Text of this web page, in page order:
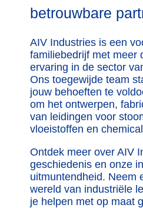
betrouwbare
AIV Industries is een
familiebedrijf met meer
ervaring in de sector
Ons toegewijde team
jouw behoeften te
om het ontwerpen,
van leidingen voor
vloeistoffen en
Ontdek meer over AIV
geschiedenis en onze
uitmuntendheid. Neem
wereld van industriële
je helpen met op maat